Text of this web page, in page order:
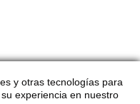
y otras tecnologías para
experiencia en nuestro